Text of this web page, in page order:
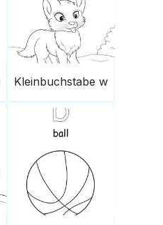
Kleinbuchstabe w